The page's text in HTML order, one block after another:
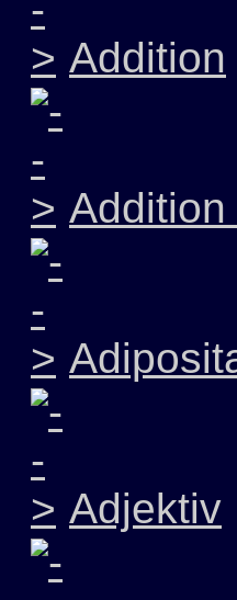
Addition
Adjektiv